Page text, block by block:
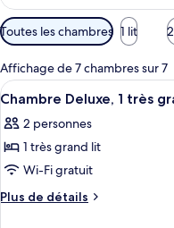
Filtres
disponibles
pour
les
chambres
Toutes les chambres 1 lit
Affichage de 7 chambres sur 7
Afficher
toutes
les
photos
pour
ce
6
Chambre Deluxe, 1 très
2 personnes
1 très grand lit
Wi-Fi gratuit
Plus de détails
Plus